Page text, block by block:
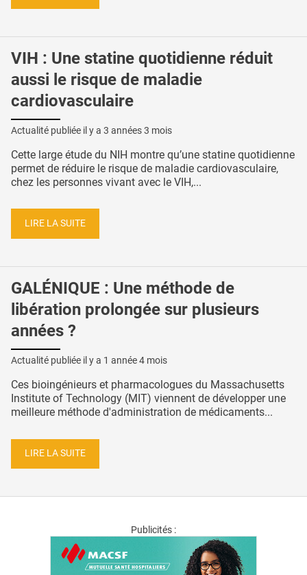
VIH : Une statine quotidienne réduit
aussi le risque de maladie
cardiovasculaire
Actualité publiée il y a 3 années 3 mois
Cette large étude du NIH montre qu’une statine quotidienne
permet de réduire le risque de maladie cardiovasculaire,
chez les personnes vivant avec le VIH,...
LIRE LA SUITE
GALÉNIQUE : Une méthode de
libération prolongée sur plusieurs
années ?
Actualité publiée il y a 1 année 4 mois
Ces bioingénieurs et pharmacologues du Massachusetts
Institute of Technology (MIT) viennent de développer une
meilleure méthode d'administration de médicaments...
LIRE LA SUITE
Publicités :